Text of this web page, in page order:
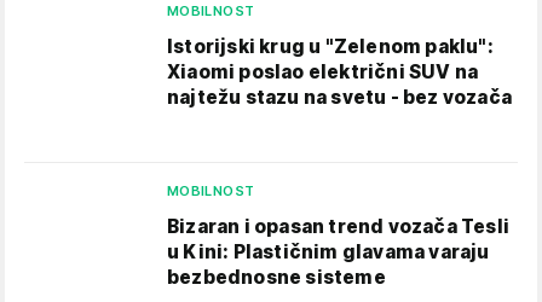
MOBILNOST
Istorijski krug u "Zelenom paklu":
Xiaomi poslao električni SUV na
najtežu stazu na svetu - bez vozača
MOBILNOST
Bizaran i opasan trend vozača Tesli
u Kini: Plastičnim glavama varaju
bezbednosne sisteme